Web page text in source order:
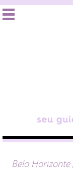
Belo Horizonte